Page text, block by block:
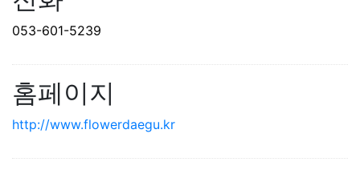
053-601-5239
홈페이지
http://www.flowerdaegu.kr